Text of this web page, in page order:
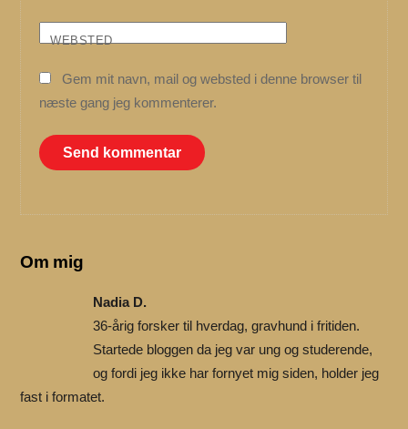
WEBSTED
Gem mit navn, mail og websted i denne browser til
næste gang jeg kommenterer.
Om mig
Nadia D.
36-årig forsker til hverdag, gravhund i fritiden.
Startede bloggen da jeg var ung og studerende,
og fordi jeg ikke har fornyet mig siden, holder jeg
fast i formatet.